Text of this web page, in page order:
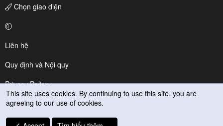
Chọn giao diện
Liên hệ
Quy định và Nội quy
Privacy Policy
Trợ giúp
R
This site uses cookies. By continuing to use this site, you are
agreeing to our use of cookies.